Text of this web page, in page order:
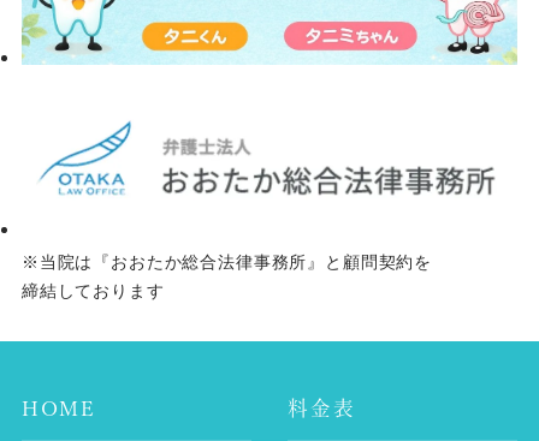
※当院は『おおたか総合法律事務所』と顧問契約を
締結しております
HOME 料金表